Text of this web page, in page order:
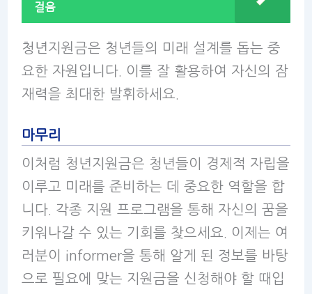
걸음
청년지원금은 청년들의 미래 설계를 돕는 중
요한 자원입니다. 이를 잘 활용하여 자신의 잠
재력을 최대한 발휘하세요.
마무리
이처럼 청년지원금은 청년들이 경제적 자립을
이루고 미래를 준비하는 데 중요한 역할을 합
니다. 각종 지원 프로그램을 통해 자신의 꿈을
키워나갈 수 있는 기회를 찾으세요. 이제는 여
러분이 informer을 통해 알게 된 정보를 바탕
으로 필요에 맞는 지원금을 신청해야 할 때입